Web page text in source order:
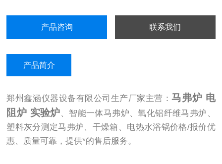
产品咨询 联系我们
产品简介
郑州鑫涵仪器设备有限公司生产厂家主营：马弗炉 电
阻炉 实验炉 、智能一体马弗炉、氧化铝纤维马弗炉、
塑料灰分测定马弗炉、干燥箱、电热水浴锅价格/报价优
惠、质量可靠，提供*的售后服务。